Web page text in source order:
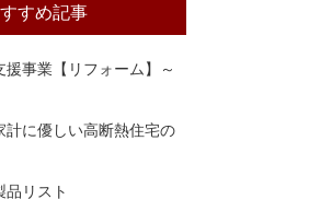
すめ記事
事業【リフォーム】～
計に優しい高断熱住宅の
品リスト